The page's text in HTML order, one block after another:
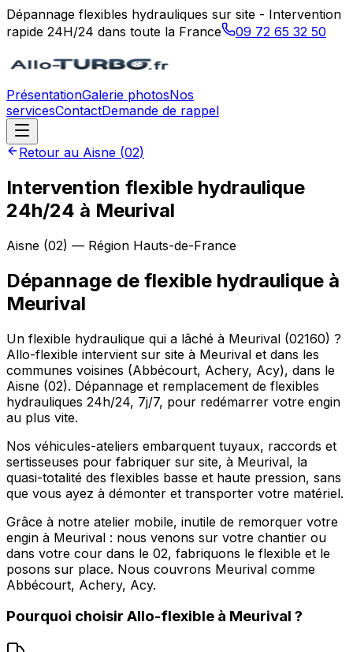
Dépannage flexibles hydrauliques sur site - Intervention
rapide 24H/24 dans toute la France
09 72 65 32 50
PrésentationGalerie photosNos
servicesContactDemande de rappel
Retour au Aisne (02)
Intervention flexible hydraulique
24h/24 à Meurival
Aisne (02) — Région Hauts-de-France
Dépannage de flexible hydraulique à
Meurival
Un flexible hydraulique qui a lâché à Meurival (02160) ?
Allo-flexible intervient sur site à Meurival et dans les
communes voisines (Abbécourt, Achery, Acy), dans le
Aisne (02). Dépannage et remplacement de flexibles
hydrauliques 24h/24, 7j/7, pour redémarrer votre engin
au plus vite.
Nos véhicules-ateliers embarquent tuyaux, raccords et
sertisseuses pour fabriquer sur site, à Meurival, la
quasi-totalité des flexibles basse et haute pression, sans
que vous ayez à démonter et transporter votre matériel.
Grâce à notre atelier mobile, inutile de remorquer votre
engin à Meurival : nous venons sur votre chantier ou
dans votre cour dans le 02, fabriquons le flexible et le
posons sur place. Nous couvrons Meurival comme
Abbécourt, Achery, Acy.
Pourquoi choisir Allo-flexible à Meurival ?